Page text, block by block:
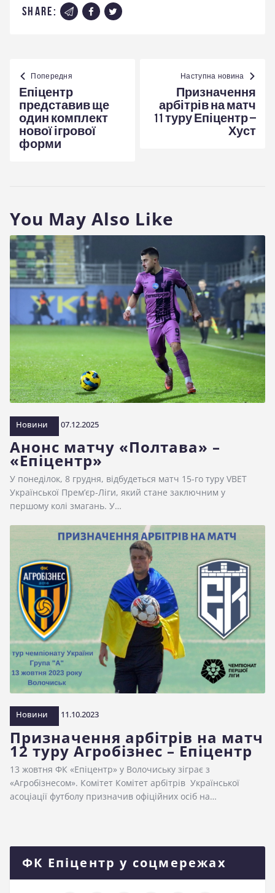
share:
Навігація
записів
Попередня
Епіцентр
представив ще
один комплект
нової ігрової
форми
Наступна новина
Призначення
арбітрів на матч
11 туру Епіцентр –
Хуст
You May Also Like
Новини 07.12.2025
Анонс матчу «Полтава» –
«Епіцентр»
У понеділок, 8 грудня, відбудеться матч 15-го туру VBET
Української Прем’єр-Ліги, який стане заключним у
першому колі змагань. У…
Новини 11.10.2023
Призначення арбітрів на матч
12 туру Агробізнес – Епіцентр
13 жовтня ФК «Епіцентр» у Волочиську зіграє з
«Агробізнесом». Комітет Комітет арбітрів Української
асоціації футболу призначив офіційних осіб на…
ФК Епіцентр у соцмережах